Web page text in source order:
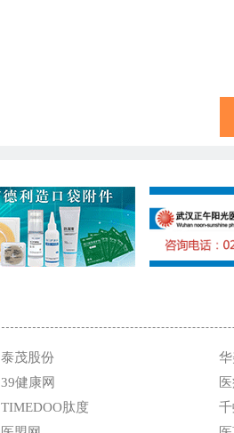
泰茂股份
39健康网
TIMEDOO肽度